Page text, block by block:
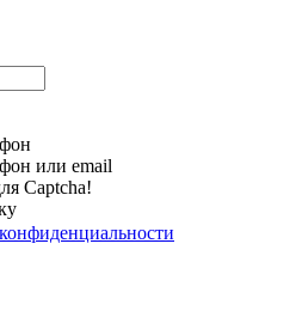
или email
Captcha!